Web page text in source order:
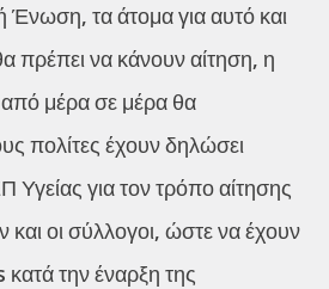
τα άτομα για αυτό και
πρέπει να κάνουν αίτηση, η
μέρα σε μέρα θα
πολίτες έχουν δηλώσει
για τον τρόπο αίτησης
οι σύλλογοι, ώστε να έχουν
την έναρξη της